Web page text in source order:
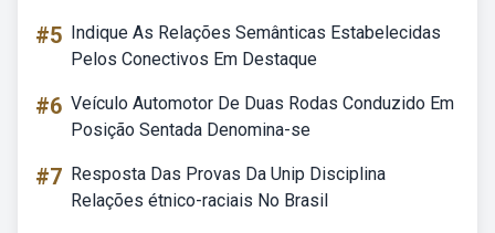
#5 Indique As Relações Semânticas Estabelecidas
Pelos Conectivos Em Destaque
#6 Veículo Automotor De Duas Rodas Conduzido Em
Posição Sentada Denomina-se
#7 Resposta Das Provas Da Unip Disciplina
Relações étnico-raciais No Brasil